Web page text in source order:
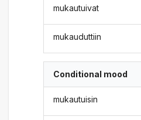
mukautuivat
mukauduttiin
Conditional mood
mukautuisin